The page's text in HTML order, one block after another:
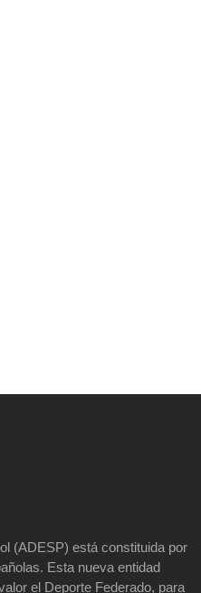
(ADESP) está constituida por
Esta nueva entidad
el Deporte Federado, para